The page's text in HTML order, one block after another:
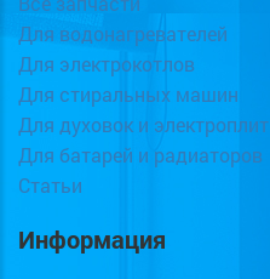
Для водонагревателей
Для электрокотлов
Для стиральных машин
Для духовок и электроплит
Для батарей и радиаторов
Статьи
Информация